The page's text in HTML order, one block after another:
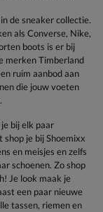
de sneaker collectie.
als Converse, Nike,
boots is er bij
merken Timberland
ruim aanbod aan
die jouw voeten
bij elk paar
je bij Shoemixx
en meisjes en zelfs
schoenen. Zo shop
Je look maak je
een paar nieuwe
tassen, riemen en